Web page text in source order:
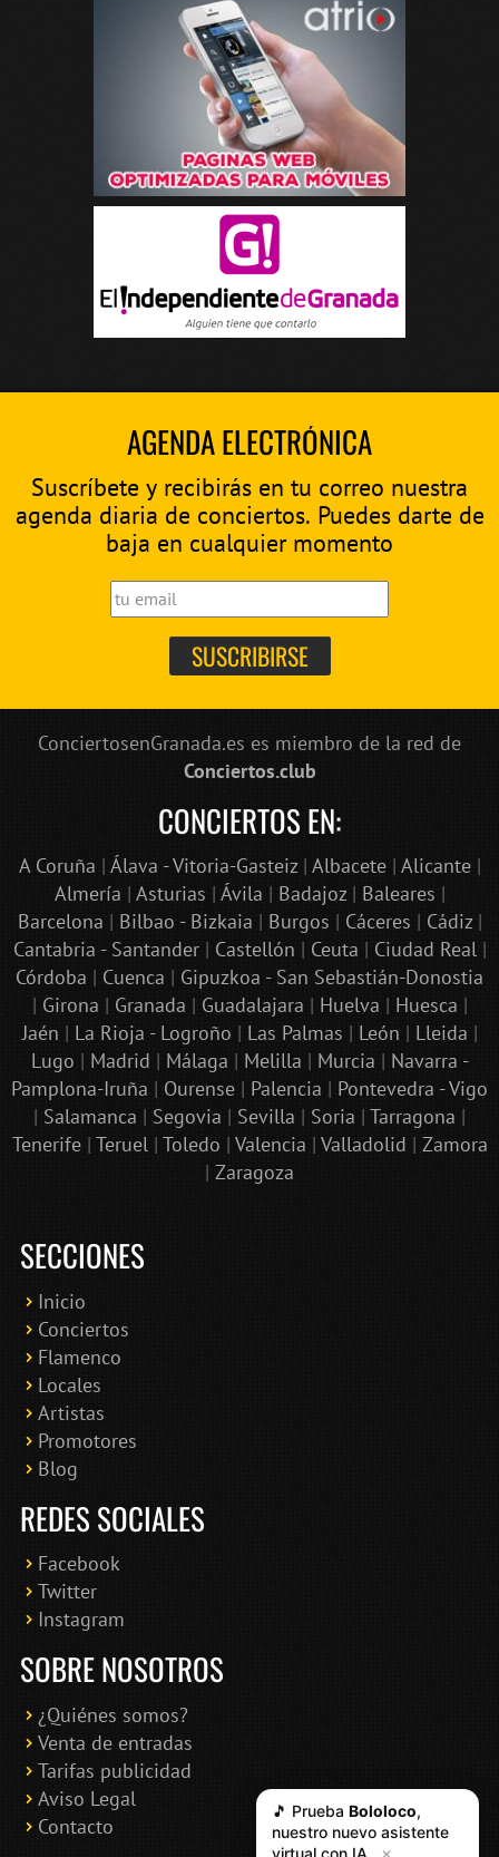
AGENDA ELECTRÓNICA
Suscríbete y recibirás en tu correo nuestra
agenda diaria de conciertos. Puedes darte de
baja en cualquier momento
ConciertosenGranada.es es miembro de la red de
Conciertos.club
CONCIERTOS EN:
A Coruña | Álava - Vitoria-Gasteiz| Albacete| Alicante|
Almería | Asturias | Ávila | Badajoz| Baleares |
Barcelona | Bilbao - Bizkaia | Burgos | Cáceres | Cádiz|
Cantabria - Santander| Castellón | Ceuta | Ciudad Real|
Córdoba | Cuenca | Gipuzkoa - San Sebastián-Donostia
| Girona | Granada | Guadalajara | Huelva | Huesca |
Jaén | La Rioja - Logroño | Las Palmas | León | Lleida |
Lugo | Madrid | Málaga | Melilla | Murcia | Navarra -
Pamplona-Iruña | Ourense | Palencia | Pontevedra - Vigo
| Salamanca | Segovia | Sevilla | Soria | Tarragona |
Tenerife| Teruel| Toledo | Valencia | Valladolid | Zamora
| Zaragoza
SECCIONES
Inicio
Conciertos
Flamenco
Locales
Artistas
Promotores
Blog
REDES SOCIALES
Facebook
Twitter
Instagram
SOBRE NOSOTROS
¿Quiénes somos?
Venta de entradas
Tarifas publicidad
Aviso Legal
Contacto
🎵 Prueba Bololoco,
nuestro nuevo asistente
virtual con IA